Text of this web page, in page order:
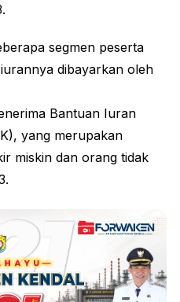
segmen peserta
dibayarkan oleh
Bantuan Iuran
yang merupakan
miskin dan orang tidak